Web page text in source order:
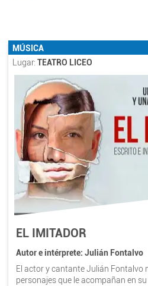
MÚSICA
Lugar: TEATRO LICEO
EL IMITADOR
Autor e intérprete: Julián Fontalvo
El actor y cantante Julián Fontalvo
personajes que le acompañan en